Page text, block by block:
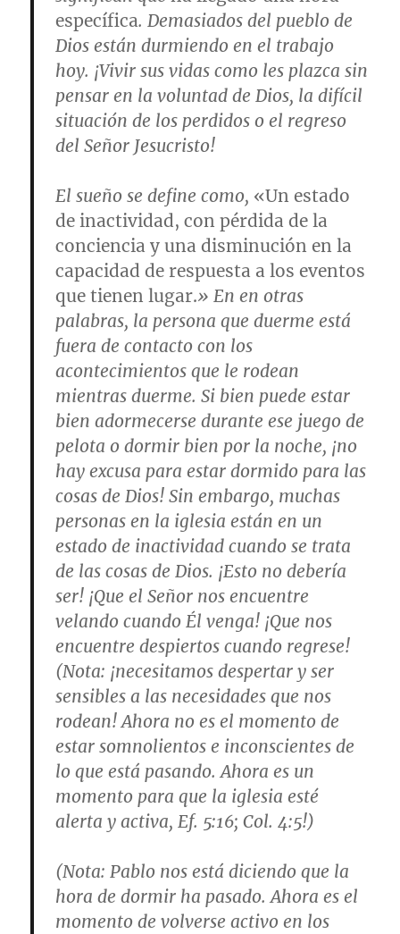
específica. Demasiados del pueblo de
Dios están durmiendo en el trabajo
hoy. ¡Vivir sus vidas como les plazca sin
pensar en la voluntad de Dios, la difícil
situación de los perdidos o el regreso
del Señor Jesucristo!
El sueño se define como, «Un estado
de inactividad, con pérdida de la
conciencia y una disminución en la
capacidad de respuesta a los eventos
que tienen lugar.» En en otras
palabras, la persona que duerme está
fuera de contacto con los
acontecimientos que le rodean
mientras duerme. Si bien puede estar
bien adormecerse durante ese juego de
pelota o dormir bien por la noche, ¡no
hay excusa para estar dormido para las
cosas de Dios! Sin embargo, muchas
personas en la iglesia están en un
estado de inactividad cuando se trata
de las cosas de Dios. ¡Esto no debería
ser! ¡Que el Señor nos encuentre
velando cuando Él venga! ¡Que nos
encuentre despiertos cuando regrese!
(Nota: ¡necesitamos despertar y ser
sensibles a las necesidades que nos
rodean! Ahora no es el momento de
estar somnolientos e inconscientes de
lo que está pasando. Ahora es un
momento para que la iglesia esté
alerta y activa, Ef. 5:16; Col. 4:5!)
(Nota: Pablo nos está diciendo que la
hora de dormir ha pasado. Ahora es el
momento de volverse activo en los